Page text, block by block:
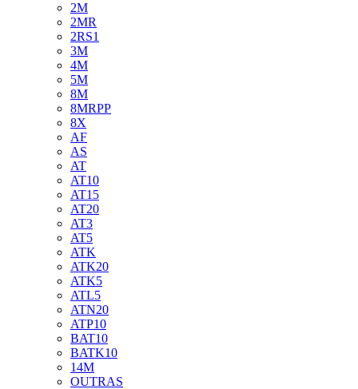
2M
2MR
2RS1
3M
4M
5M
8M
8MRPP
8X
AF
AS
AT
AT10
AT15
AT20
AT3
AT5
ATK
ATK20
ATK5
ATL5
ATN20
ATP10
BAT10
BATK10
14M
OUTRAS